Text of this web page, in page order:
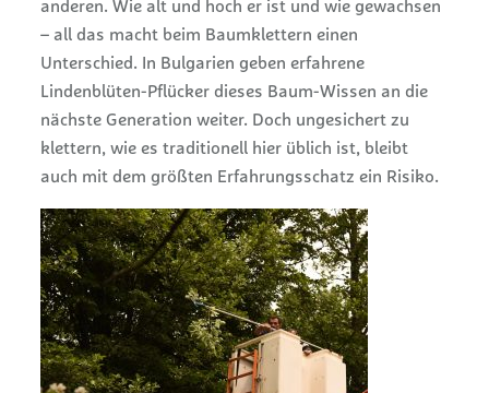
anderen. Wie alt und hoch er ist und wie gewachsen
– all das macht beim Baumklettern einen
Unterschied. In Bulgarien geben erfahrene
Lindenblüten-Pflücker dieses Baum-Wissen an die
nächste Generation weiter. Doch ungesichert zu
klettern, wie es traditionell hier üblich ist, bleibt
auch mit dem größten Erfahrungsschatz ein Risiko.